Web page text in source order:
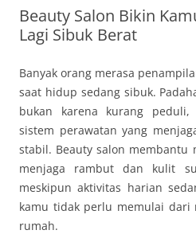
Beauty Salon Bikin
Lagi Sibuk Berat
Banyak orang merasa
saat hidup sedang sibuk.
bukan karena kurang
sistem perawatan yang
stabil. Beauty salon membantu
menjaga rambut dan kulit
meskipun aktivitas harian
kamu tidak perlu memulai
rumah.